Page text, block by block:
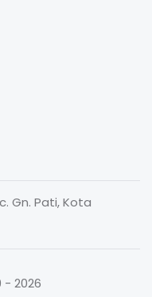
Gn. Pati, Kota
- 2026